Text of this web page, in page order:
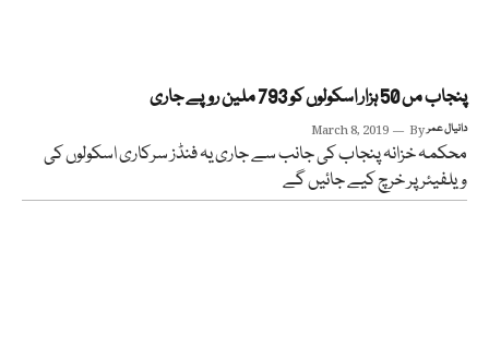
پنجاب مں 50 ہزار اسکولوں کو 793 ملین روپے جاری
March 8, 2019 By دانیال عمر
محکمہ خزانہ پنجاب کی جانب سے جاری یہ فنڈز سرکاری اسکولوں کی
ویلفیئر پر خرچ کیے جائیں گے